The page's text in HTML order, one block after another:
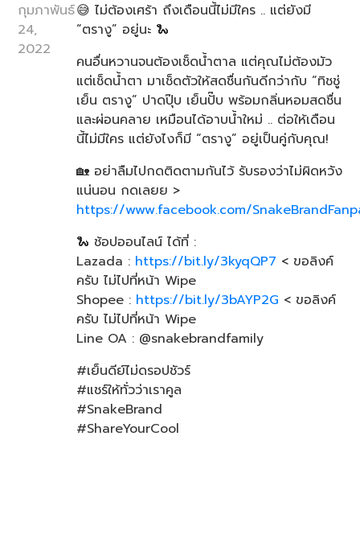
กุมภาพันธ์
24,
2022
😅 ไม่ต้องเศร้า ถึงเดือนนี้ไม่มีใคร .. แต่ยังมี
“ตรางู” อยู่นะ 🐍
คนอื่นหวานจนต้องเช็ดน้ำตาล แต่คุณไม่ต้องมัว
แต่เช็ดน้ำตา มาเช็ดตัวให้สดชื่นกันดีกว่ากับ “ทิชชู่
เย็น ตรางู” ปาดปุ๊บ เย็นปั๊บ พร้อมกลิ่นหอมสดชื่น
และผ่อนคลาย เหมือนได้อาบน้ำใหม่ .. ต่อให้เดือน
นี้ไม่มีใคร แต่ยังไงก็มี “ตรางู” อยู่เป็นคู่กับคุณ!
🏡 อย่าลืมไปกดติดตามกันไว้ รับรองว่าไม่ผิดหวัง
แน่นอน กดเลยย >
https://www.facebook.com/
🐍 ช้อปออนไลน์ ได้ที่ :
Lazada : https://bit.ly/3kyqQP7 < ขอลิงค์
ครับ ไม่ไปที่หน้า Wipe
Shopee : https://bit.ly/3bAYP2G < ขอลิงค์
ครับ ไม่ไปที่หน้า Wipe
Line OA : @snakebrandfamily
#เย็นดีย์ไม่ดรอปชัวร์
#แชร์ให้ทั่วว่าเราคูล
#SnakeBrand
#ShareYourCool